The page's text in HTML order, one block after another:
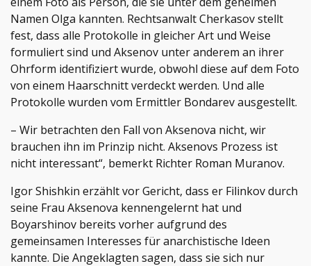
Namen Olga kannten. Rechtsanwalt Cherkasov stellt
fest, dass alle Protokolle in gleicher Art und Weise
formuliert sind und Aksenov unter anderem an ihrer
Ohrform identifiziert wurde, obwohl diese auf dem Foto
von einem Haarschnitt verdeckt werden. Und alle
Protokolle wurden vom Ermittler Bondarev ausgestellt.
– Wir betrachten den Fall von Aksenova nicht, wir
brauchen ihn im Prinzip nicht. Aksenovs Prozess ist
nicht interessant“, bemerkt Richter Roman Muranov.
Igor Shishkin erzählt vor Gericht, dass er Filinkov durch
seine Frau Aksenova kennengelernt hat und
Boyarshinov bereits vorher aufgrund des
gemeinsamen Interesses für anarchistische Ideen
kannte. Die Angeklagten sagen, dass sie sich nur